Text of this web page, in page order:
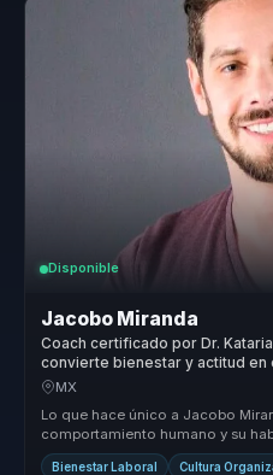
Disponible
Jacobo Miranda
Coach certificado por Dr.
convierte bienestar y actitud en
trabajo.
MX
Lo que hace único a Jacobo
comportamiento humano y su
positivos de manera e...
Bienestar Laboral Cultura